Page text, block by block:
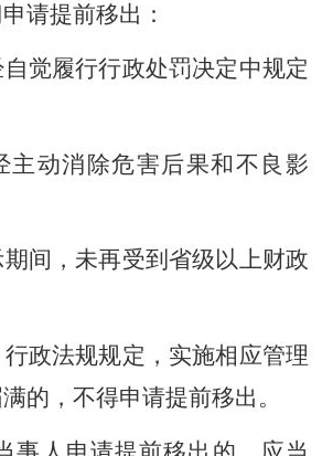
请提前移出：
自觉履行行政处罚决定中规定
主动消除危害后果和不良影
期间，未再受到省级以上财政
政法规规定，实施相应管理
的，不得申请提前移出。